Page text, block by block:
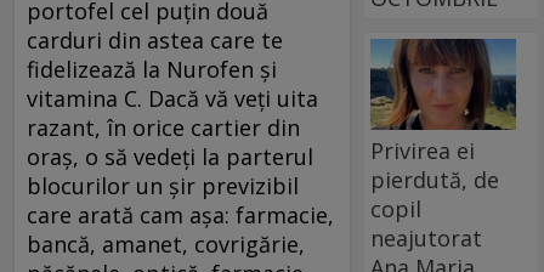
portofel cel puţin două
carduri din astea care te
fidelizează la Nurofen şi
vitamina C. Dacă vă veţi uita
razant, în orice cartier din
oraş, o să vedeţi la parterul
blocurilor un şir previzibil
care arată cam aşa: farmacie,
bancă, amanet, covrigărie,
Privirea ei
pierdută, de
copil
neajutorat